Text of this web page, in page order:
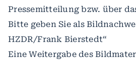
Pressemitteilung bzw. über
Bitte geben Sie als
HZDR/Frank Bierstedt“
Eine Weitergabe des